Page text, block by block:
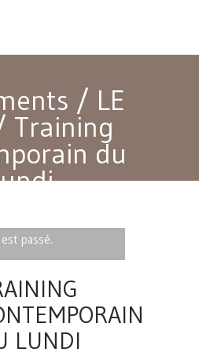
/ LE
Training
du
passé.
LUNDI